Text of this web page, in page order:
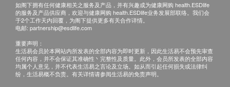
如阁下拥有任何健康相关之服务及产品，并有兴趣成为健康网购 health.ESDlife
的服务及产品供应商，欢迎与健康网购 health.ESDlife业务发展部联络。我们会
于2个工作天内回覆，为阁下提供更多有关合作详情。
电邮: partnership@esdlife.com
重要声明：
生活易会员於本网站内所发表的全部内容为即时更新，因此生活易不会预先审查
任何内容，并不会保证其准确性丶完整性及质量。此外，会员所发表的全部内容
均属个人意见，并不代表生活易之言论及立场。如从而引起任何损失或法律纠
纷，生活易概不负责。有关详情请参阅生活易的免责声明。